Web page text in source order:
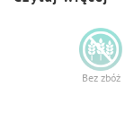
Bez zbóż